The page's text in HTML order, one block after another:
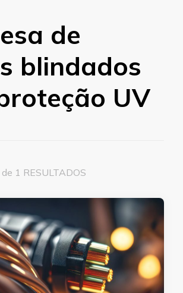
de
blindados
UV
1 RESULTADOS